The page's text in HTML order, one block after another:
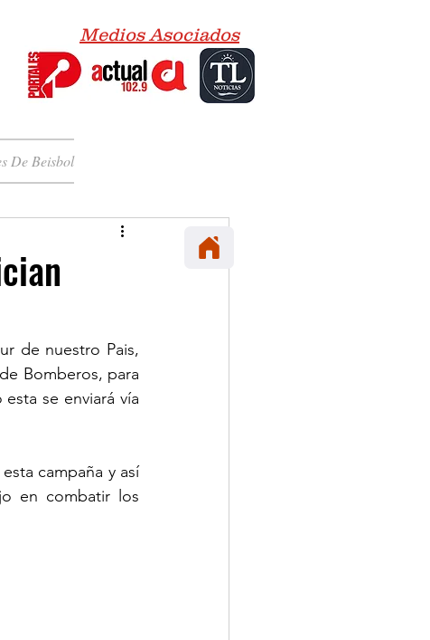
Medios Asociados
De Beisbol
de nuestro Pais,
Bomberos, para
se enviará vía
campaña y así
en combatir los